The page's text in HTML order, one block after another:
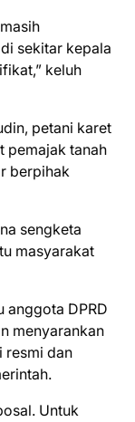
sekitar kepala
keluh
petani karet
pemajak tanah
berpihak
sengketa
masyarakat
anggota DPRD
menyarankan
resmi dan
Untuk